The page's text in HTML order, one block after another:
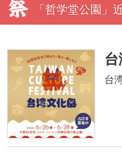
「哲学堂公園」
台